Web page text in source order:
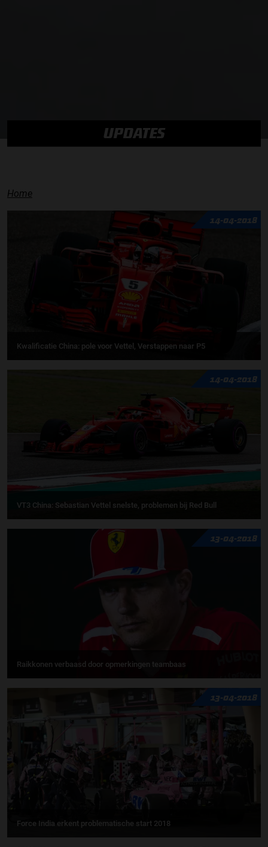
UPDATES
Home
14-04-2018
Kwalificatie China: pole voor Vettel, Verstappen naar P5
14-04-2018
VT3 China: Sebastian Vettel snelste, problemen bij Red Bull
13-04-2018
Raikkonen verbaasd door opmerkingen teambaas
13-04-2018
Force India erkent problematische start 2018